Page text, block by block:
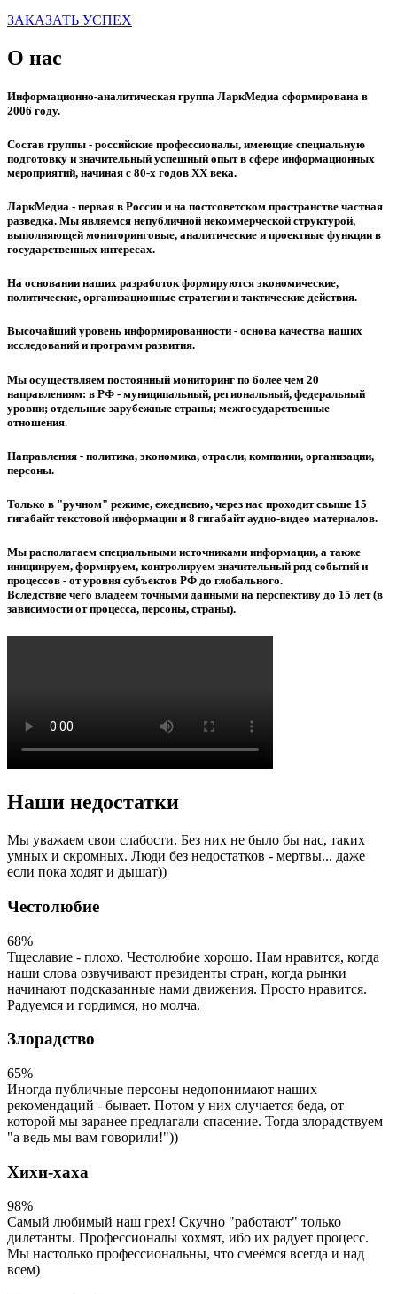
ЗАКАЗАТЬ УСПЕХ
О нас
Информационно-аналитическая группа ЛаркМедиа сформирована в
2006 году.
Состав группы - российские профессионалы, имеющие специальную
подготовку и значительный успешный опыт в сфере информационных
мероприятий, начиная с 80-х годов XX века.
ЛаркМедиа - первая в России и на постсоветском пространстве частная
разведка. Мы являемся непубличной некоммерческой структурой,
выполняющей мониторинговые, аналитические и проектные функции в
государственных интересах.
На основании наших разработок формируются экономические,
политические, организационные стратегии и тактические действия.
Высочайший уровень информированности - основа качества наших
исследований и программ развития.
Мы осуществляем постоянный мониторинг по более чем 20
направлениям: в РФ - муниципальный, региональный, федеральный
уровни; отдельные зарубежные страны; межгосударственные
отношения.
Направления - политика, экономика, отрасли, компании, организации,
персоны.
Только в "ручном" режиме, ежедневно, через нас проходит свыше 15
гигабайт текстовой информации и 8 гигабайт аудио-видео материалов.
Мы располагаем специальными источниками информации, а также
инициируем, формируем, контролируем значительный ряд событий и
процессов - от уровня субъектов РФ до глобального.
Вследствие чего владеем точными данными на перспективу до 15 лет (в
зависимости от процесса, персоны, страны).
Наши недостатки
Мы уважаем свои слабости. Без них не было бы нас, таких
умных и скромных. Люди без недостатков - мертвы... даже
если пока ходят и дышат))
Честолюбие
68%
Тщеславие - плохо. Честолюбие хорошо. Нам нравится, когда
наши слова озвучивают президенты стран, когда рынки
начинают подсказанные нами движения. Просто нравится.
Радуемся и гордимся, но молча.
Злорадство
65%
Иногда публичные персоны недопонимают наших
рекомендаций - бывает. Потом у них случается беда, от
которой мы заранее предлагали спасение. Тогда злорадствуем
"а ведь мы вам говорили!"))
Хихи-хаха
98%
Самый любимый наш грех! Скучно "работают" только
дилетанты. Профессионалы хохмят, ибо их радует процесс.
Мы настолько профессиональны, что смеёмся всегда и над
всем)